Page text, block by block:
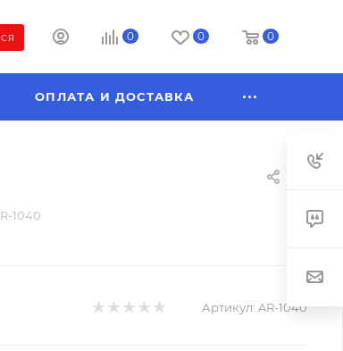
0 0 0
ОПЛАТА И ДОСТАВКА
1040
Артикул: AR-1040